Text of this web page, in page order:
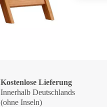
Kostenlose Lieferung
Innerhalb Deutschlands
(ohne Inseln)